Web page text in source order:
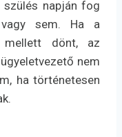
napján fog
sem. Ha a
dönt, az
nem
ha történetesen